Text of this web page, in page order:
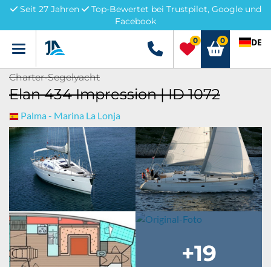
Seit 27 Jahren
Top-Bewertet bei Trustpilot, Google und
Facebook
Menü +49 5741 3222690
0 0 DE
Charter-Segelyacht
Elan 434 Impression | ID 1072
Palma - Marina La Lonja
+19